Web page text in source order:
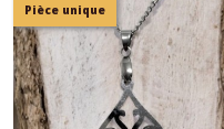
Pièce unique